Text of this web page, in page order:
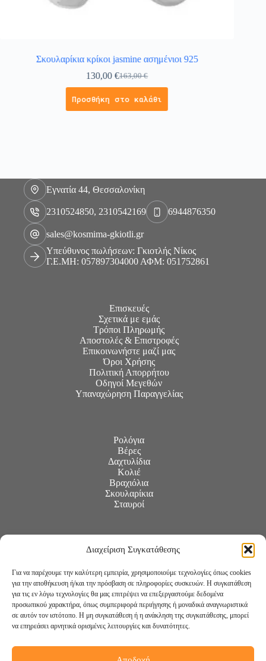
Διαχείριση Συγκατάθεσης
Για να παρέχουμε την καλύτερη εμπειρία, χρησιμοποιούμε τεχνολογίες όπως cookies
για την αποθήκευση ή/και την πρόσβαση σε πληροφορίες συσκευών. Η συγκατάθεση
για τις εν λόγω τεχνολογίες θα μας επιτρέψει να επεξεργαστούμε δεδομένα
προσωπικού χαρακτήρα, όπως συμπεριφορά περιήγησης ή μοναδικά αναγνωριστικά
σε αυτόν τον ιστότοπο. Η μη συγκατάθεση ή η ανάκληση της συγκατάθεσης, μπορεί
να επηρεάσει αρνητικά ορισμένες λειτουργίες και δυνατότητες.
Σκουλαρίκια κρίκοι jasmine ασημένιοι 925
163,00€
130,00€
Προσθήκη στο καλάθι
Εγνατία 44, Θεσσαλονίκη
2310524850, 2310542169 6944876350
sales@kosmima-gkiotli.gr
Υπεύθυνος πωλήσεων: Γκιοτλής Νίκος
Γ.Ε.ΜΗ: 057897304000 ΑΦΜ: 051752861
Επισκευές
Σχετικά με εμάς
Τρόποι Πληρωμής
Αποστολές & Επιστροφές
Επικοινωνήστε μαζί μας
Όροι Χρήσης
Πολιτική Απορρήτου
Οδηγοί Μεγεθών
Υπαναχώρηση Παραγγελίας
Ρολόγια
Βέρες
Δαχτυλίδια
Κολιέ
Βραχιόλια
Σκουλαρίκια
Σταυροί